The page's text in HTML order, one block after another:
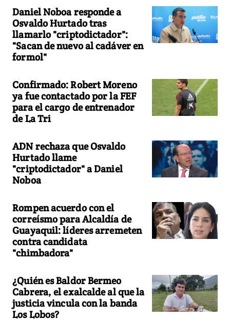
Daniel Noboa responde a
Osvaldo Hurtado tras
llamarlo "criptodictador":
"Sacan de nuevo al cadáver en
formol"
Confirmado: Robert Moreno
ya fue contactado por la FEF
para el cargo de entrenador
de La Tri
ADN rechaza que Osvaldo
Hurtado llame
"criptodictador" a Daniel
Noboa
Rompen acuerdo con el
correísmo para Alcaldía de
Guayaquil: líderes arremeten
contra candidata
"chimbadora"
¿Quién es Baldor Bermeo
Cabrera, el exalcalde al que la
justicia vincula con la banda
Los Lobos?